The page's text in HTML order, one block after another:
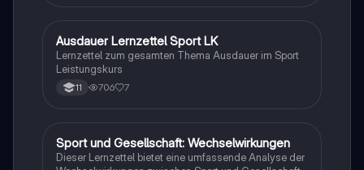
komplexer sportwissenschaftlicher Konzepte.
Sport
Ausdauer Lernzettel Sport LK
Lernzettel zum gesamten Thema Ausdauer im Sport
Leistungskurs
11 706 7
Sport
Sport und Gesellschaft: Wechselwirkungen
Dieser Lernzettel bietet eine umfassende Analyse der